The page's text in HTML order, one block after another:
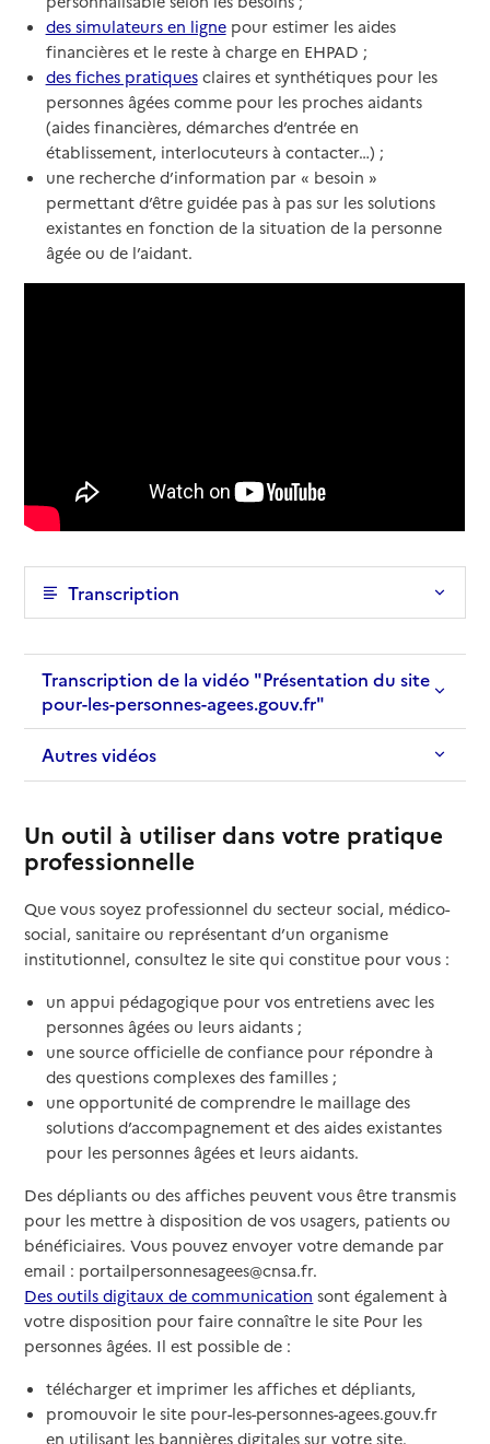
des simulateurs en lignepour estimer les aides
financières et le reste à charge en EHPAD ;
des fiches pratiquesclaires et synthétiques pour les
personnes âgées comme pour les proches aidants
(aides financières, démarches d’entrée en
établissement, interlocuteurs à contacter…) ;
une recherche d’information par « besoin »
permettant d’être guidée pas à pas sur les solutions
existantes en fonction de la situation de la personne
âgée ou de l’aidant.
Transcription
Transcription de la vidéo "Présentation du site
pour-les-personnes-agees.gouv.fr"
Autres vidéos
Un outil à utiliser dans votre pratique
professionnelle
Que vous soyez professionnel du secteur social, médico-
social, sanitaire ou représentant d’un organisme
institutionnel, consultez le site qui constitue pour vous :
un appui pédagogique pour vos entretiens avec les
personnes âgées ou leurs aidants ;
une source officielle de confiance pour répondre à
des questions complexes des familles ;
une opportunité de comprendre le maillage des
solutions d’accompagnement et des aides existantes
pour les personnes âgées et leurs aidants.
Des dépliants ou des affiches peuvent vous être transmis
pour les mettre à disposition de vos usagers, patients ou
bénéficiaires. Vous pouvez envoyer votre demande par
email : portailpersonnesagees@cnsa.fr.
Des outils digitaux de communication sont également à
votre disposition pour faire connaître le site Pour les
personnes âgées. Il est possible de :
télécharger et imprimer les affiches et dépliants,
promouvoir le site pour-les-personnes-agees.gouv.fr
en utilisant les bannières digitales sur votre site.